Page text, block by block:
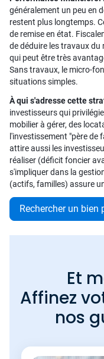
généralement un peu en
restent plus longtemps.
de remise en état.
de déduire les travaux
qui peut être très
Sans travaux, le micro-
situations simples.
À qui s'adresse cette
investisseurs qui
mobilier à gérer, des
l'investissement "père de
attire aussi les
réaliser (déficit foncier
s'impliquer dans la
(actifs, familles) assure
Rechercher un
Et
Affinez
nos